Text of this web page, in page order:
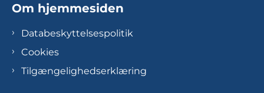
Om hjemmesiden
Databeskyttelsespolitik
Cookies
Tilgængelighedserklæring